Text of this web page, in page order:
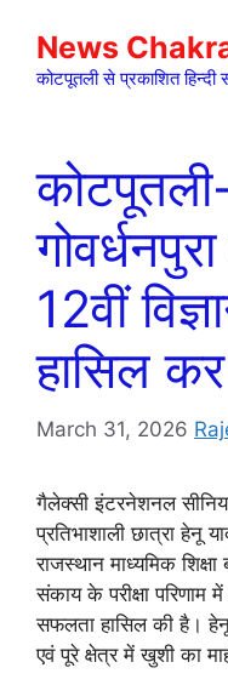
content
News
कोटपूतली से प्रकाशित
12वीं
हासिल
March 31, 2026
गैलेक्सी इंटरनेशनल
प्रतिभाशाली छात्रा हेनू
राजस्थान माध्यमिक शिक्षा
संकाय के परीक्षा
सफलता हासिल की है। हेनू
एवं पूरे क्षेत्र में खुशी का